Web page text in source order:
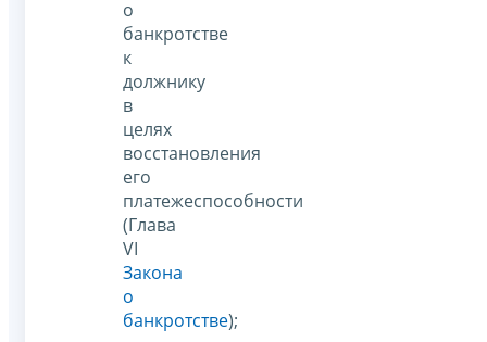
о
банкротстве
к
должнику
в
целях
восстановления
его
платежеспособности
(Глава
VI
Закона
о
банкротстве);